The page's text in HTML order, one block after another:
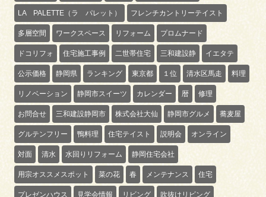
LA PALETTE（ラ パレット） フレンチカントリーテイスト
多層空間 ワークスペース リフォーム プロムナード
ドコリフォ 住宅施工事例 二世帯住宅 三和建設静 イエタテ
公示価格 静岡県 ランキング 東京都 １位 清水区馬走 料理
リノベーション 静岡市スイーツ カレンダー 暦 修理
お問合せ 三和建設静岡市 株式会社大仙 静岡市グルメ 蕎麦屋
グルテンフリー 鴨料理 住宅テイスト 説明会 オンライン
対面 清水 水回りリフォーム 静岡住宅会社
用宗オススメスポット 菜の花 春 メンテナンス 住宅
プレゼンハウス 見学会情報 リビング 吹抜けリビング